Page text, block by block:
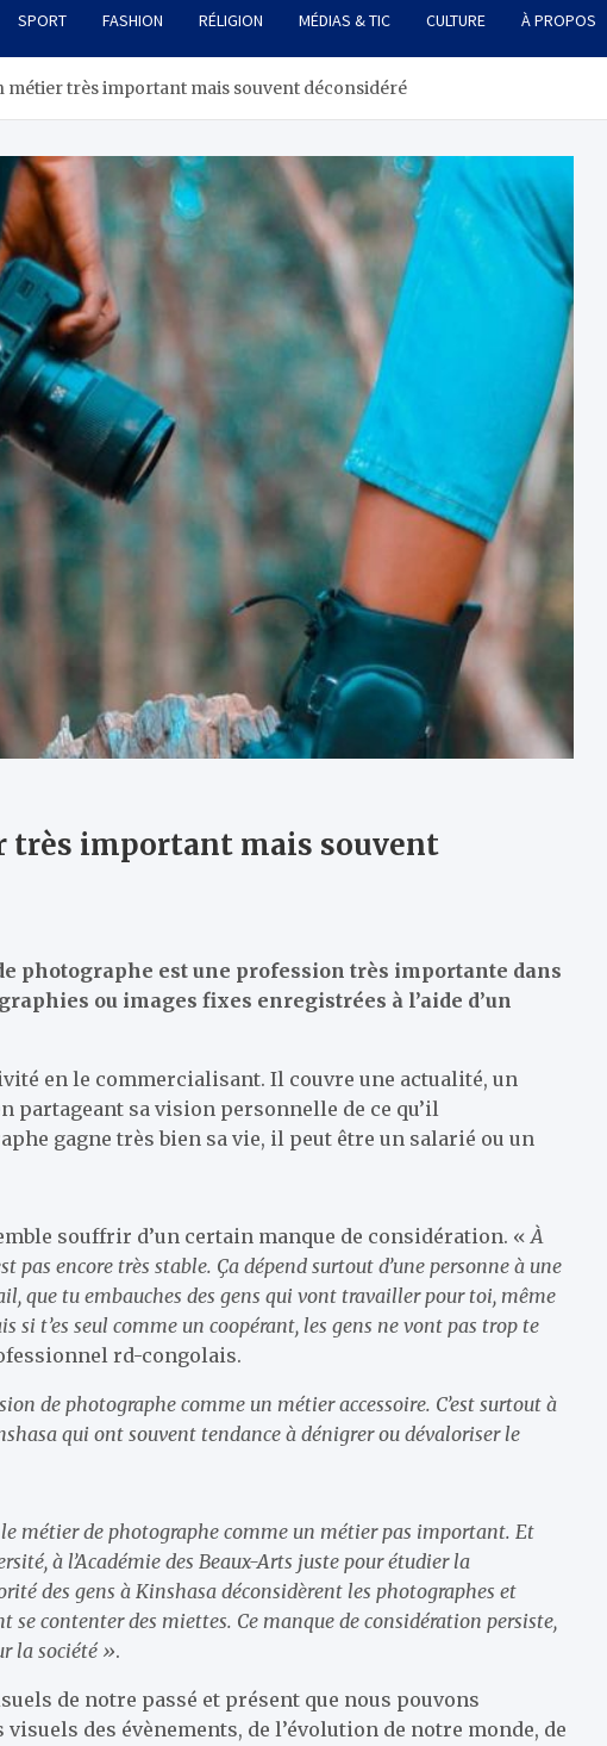
SPORT FASHION RÉLIGION MÉDIAS & TIC CULTURE À PROPOS
métier très important mais souvent déconsidéré
très important mais souvent
photographe est une profession très importante dans
ou images fixes enregistrées à l’aide d’un
en le commercialisant. Il couvre une actualité, un
partageant sa vision personnelle de ce qu’il
gagne très bien sa vie, il peut être un salarié ou un
souffrir d’un certain manque de considération. «À
pas encore très stable. Ça dépend surtout d’une personne à une
que tu embauches des gens qui vont travailler pour toi, même
t’es seul comme un coopérant, les gens ne vont pas trop te
rd-congolais.
de photographe comme un métier accessoire. C’est surtout à
qui ont souvent tendance à dénigrer ou dévaloriser le
métier de photographe comme un métier pas important. Et
à l’Académie des Beaux-Arts juste pour étudier la
des gens à Kinshasa déconsidèrent les photographes et
contenter des miettes. Ce manque de considération persiste,
la société ».
de notre passé et présent que nous pouvons
des évènements, de l’évolution de notre monde, de